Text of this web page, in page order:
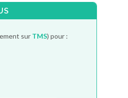
sur TMS) pour :